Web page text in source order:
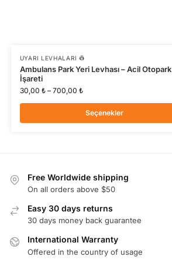
UYARI LEVHALARI 👷
Ambulans Park Yeri Levhası – Acil Otopark
İşareti
30,00 ₺ – 700,00 ₺
Seçenekler
Free Worldwide shipping
On all orders above $50
Easy 30 days returns
30 days money back guarantee
International Warranty
Offered in the country of usage